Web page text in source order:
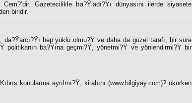
Gazetecilikle ba?Ÿladı?Ÿı dünyasını ilerde siyasete
biridir.
hep yüklü olmu?Ÿ ve daha da güzel tarafı, bir süre
ba?Ÿına geçmi?Ÿ, yönetmi?Ÿ ve yönlendirmi?Ÿ bir
konularına ayrılmı?Ÿ, kitabını (www.bilgiyay.com)? okurken